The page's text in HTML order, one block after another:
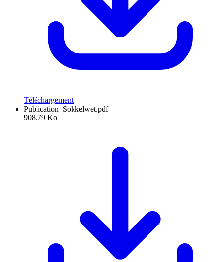
Téléchargement
Publication_Sokkelwet.pdf
908.79 Ko